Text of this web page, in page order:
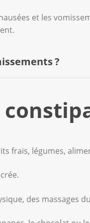
et les
?
peuvent apaiser
frais, légumes,
des massages